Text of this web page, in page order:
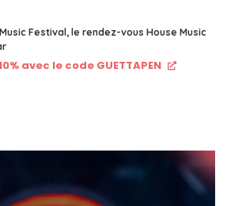
Festival, le rendez-vous House Music
avec le code GUETTAPEN